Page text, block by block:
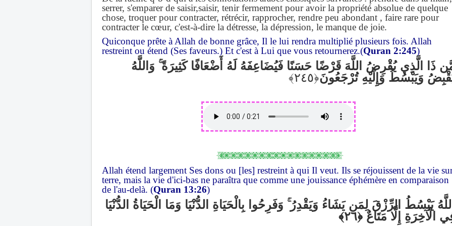
serrer, s'emparer de saisir,saisir, tenir fermement pour avoir la propriété absolue de quelque
chose, troquer pour contracter, rétrécir, rapprocher, rendre peu abondant , faire rare pour
contracter le cœur, c'est-à-dire la détresse, la dépression, le manque de joie.
Quiconque prête à Allah de bonne grâce, Il le lui rendra multiplié plusieurs fois. Allah
restreint ou étend (Ses faveurs.) Et c'est à Lui que vous retournerez.(Quran 2:245)
ذَا الَّذِي يُقْرِضُ اللَّهَ قَرْضًا حَسَنًا فَيُضَاعِفَهُ لَهُ أَضْعَافًا كَثِيرَةًۚ وَاللَّهُ
وَيَبْسُطُ وَإِلَيْهِ تُرْجَعُونَ
Allah étend largement Ses dons ou [les] restreint à qui Il veut. Ils se réjouissent de la vie
terre, mais la vie d'ici-bas ne paraîtra que comme une jouissance éphémère en comparaison
de l'au-delà. (Quran 13:26)
يَبْسُطُ الرِّزْقَ لِمَن يَشَاءُ وَيَقْدِرُۚ وَفَرِحُوا بِالْحَيَاةِ الدُّنْيَا وَمَا الْحَيَاةُ الدُّنْيَا
الْآخِرَةِ إِلَّا مَتَاعٌ